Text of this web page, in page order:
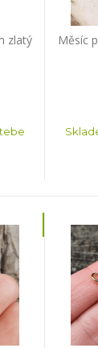
zlatý
Měsíc